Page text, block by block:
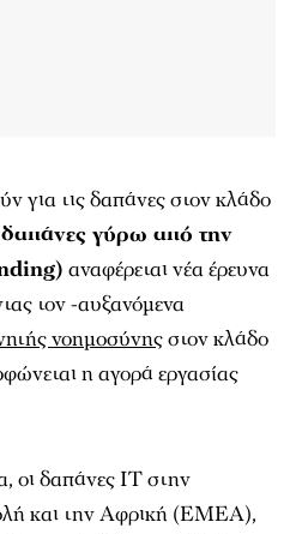
για τις δαπάνες στον κλάδο
δαπάνες γύρω από την
αναφέρεται νέα έρευνα
τον -αυξανόμενα
νοημοσύνηςστον κλάδο
η αγορά εργασίας
οι δαπάνες IT στην
και την Αφρική (ΕΜΕΑ),